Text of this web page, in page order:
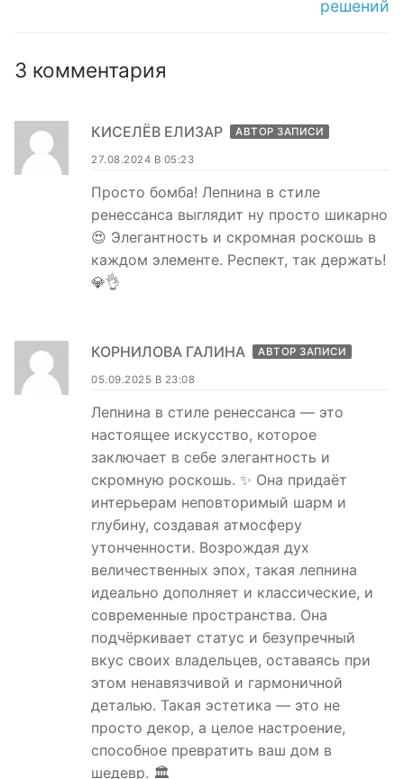
решений
3 комментария
КИСЕЛЁВ ЕЛИЗАР АВТОР ЗАПИСИ
27.08.2024 В 05:23
Просто бомба! Лепнина в стиле
ренессанса выглядит ну просто шикарно
😍 Элегантность и скромная роскошь в
каждом элементе. Респект, так держать!
💎👌
КОРНИЛОВА ГАЛИНА АВТОР ЗАПИСИ
05.09.2025 В 23:08
Лепнина в стиле ренессанса — это
настоящее искусство, которое
заключает в себе элегантность и
скромную роскошь. ✨ Она придаёт
интерьерам неповторимый шарм и
глубину, создавая атмосферу
утонченности. Возрождая дух
величественных эпох, такая лепнина
идеально дополняет и классические, и
современные пространства. Она
подчёркивает статус и безупречный
вкус своих владельцев, оставаясь при
этом ненавязчивой и гармоничной
деталью. Такая эстетика — это не
просто декор, а целое настроение,
способное превратить ваш дом в
шедевр. 🏛️